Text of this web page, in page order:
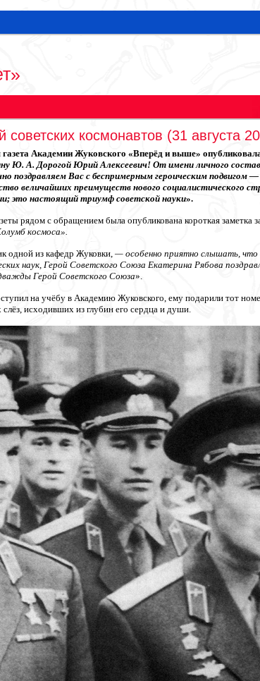
советских космонавтов (31 августа
Академии Жуковского «Вперёд и выше»
Ю. А. Дорогой Юрий Алексеевич! От имени личного
поздравляем Вас с беспримерным героическим подвигом
величайших преимуществ нового социалистического
это настоящий триумф советской науки».
рядом с обращением была опубликована короткая заметка
космоса».
одной из кафедр Жуковки,— особенно приятно слышать, что
наук, Герой Советского Союза Екатерина Рябова
Герой Советского Союза».
на учёбу в Академию Жуковского, ему подарили тот
исходивших из глубин его сердца и души.